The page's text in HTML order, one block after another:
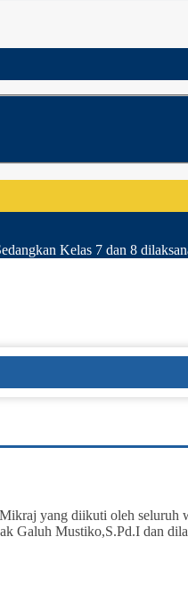
Kelas 7 dan 8
yang diikuti oleh seluruh
Mustiko,S.Pd.I dan